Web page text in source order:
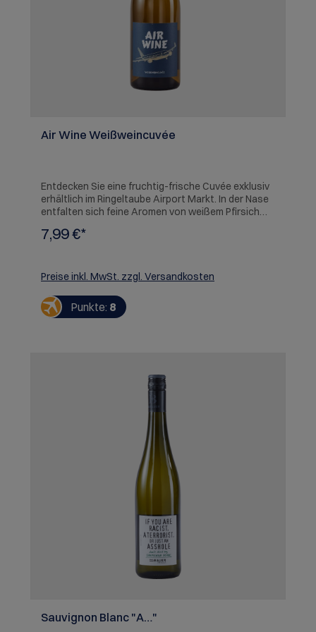
Air Wine Weißweincuvée
Entdecken Sie eine fruchtig-frische Cuvée exklusiv
erhältlich im Ringeltaube Airport Markt. In der Nase
entfalten sich feine Aromen von weißem Pfirsich
der Wein cremig und vollmundig, begleitet von einer
Genussmoment für alle, die das Besondere suchen,
7,99 €*
Preise inkl. MwSt. zzgl. Versandkosten
Punkte: 8
Sauvignon Blanc "A…"